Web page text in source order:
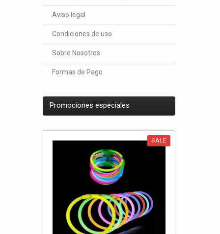
Aviso legal
Condiciones de uso
Sobre Nosotros
Formas de Pago
Promociones especiales
SALE